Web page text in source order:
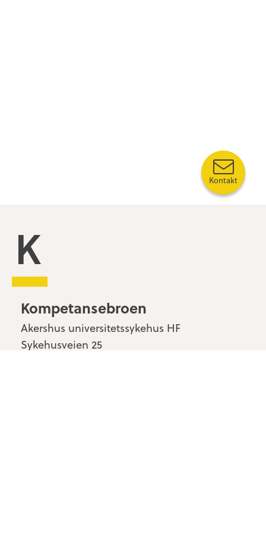
Kompetansebroen
Kompetansebroen
Akershus universitetssykehus HF
Sykehusveien 25
Kontakt